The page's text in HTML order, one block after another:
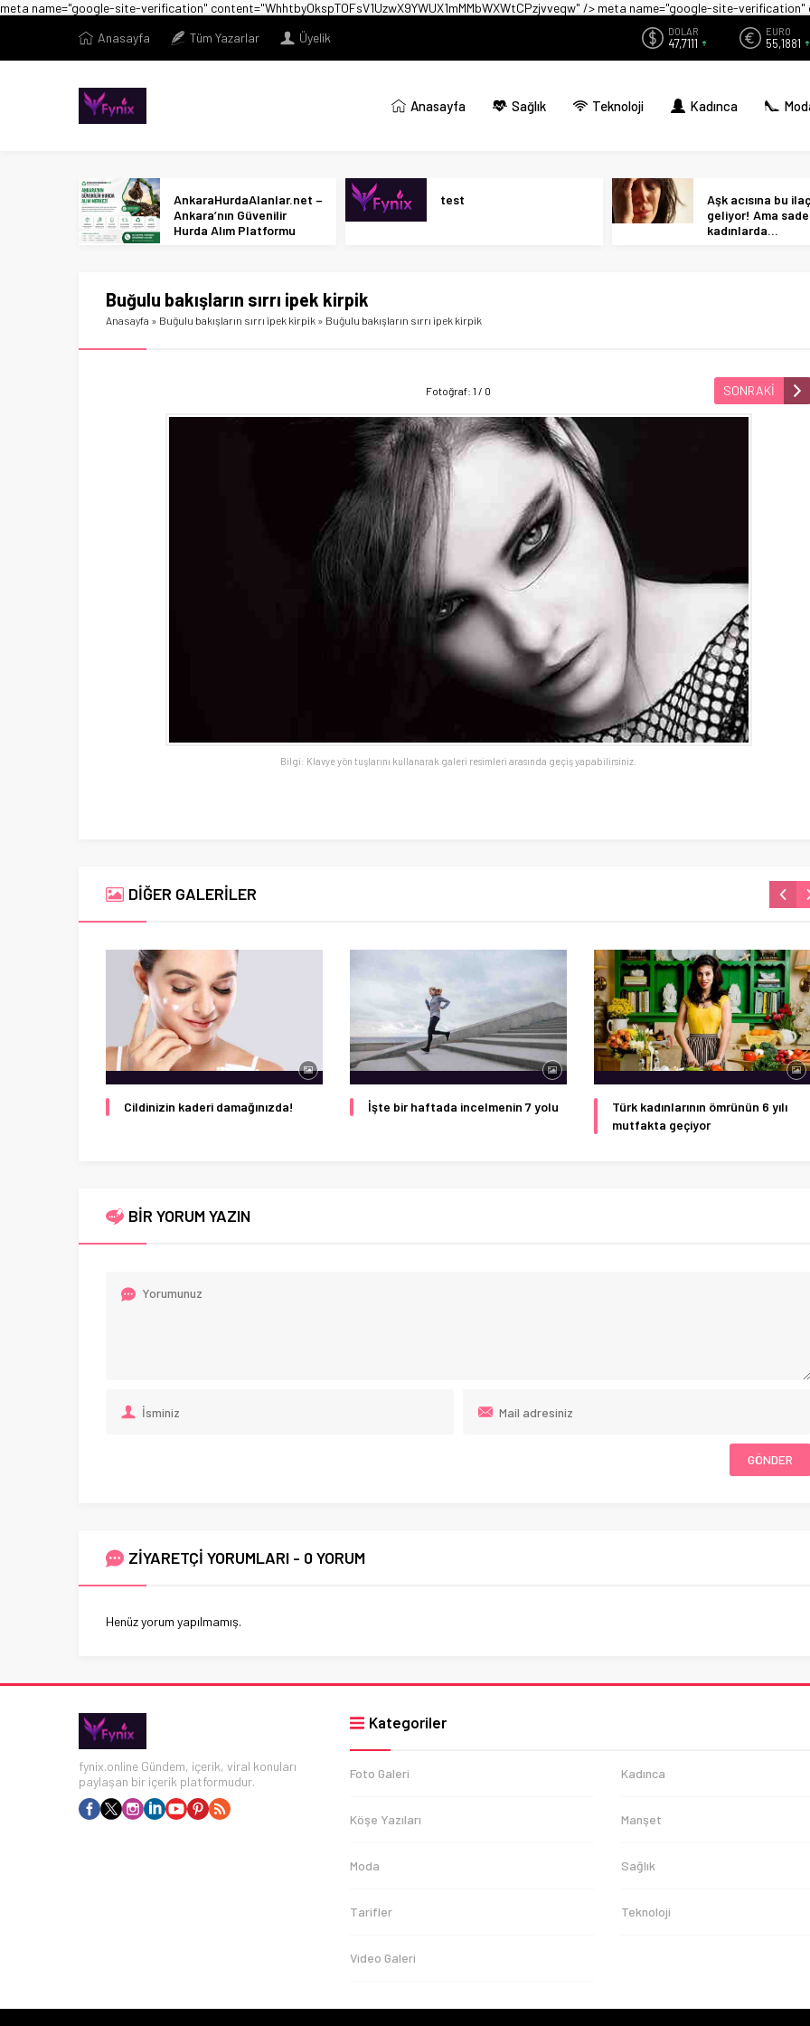
meta name="google-site-verification" content="WhhtbyOkspTOFsV1UzwX9YWUX1mMMbWXWtCPzjvveqw" /> meta name="google-site-verification"
Anasayfa
Tüm Yazarlar Üyelik DOLAR
47,7111
EURO
55,1881
Anasayfa Sağlık Teknoloji Kadınca
AnkaraHurdaAlanlar.net –
Ankara’nın Güvenilir
Hurda Alım Platformu
test
Aşk acısına bu
geliyor! Ama
kadınlarda…
Buğulu bakışların sırrı ipek kirpik
Anasayfa » Buğulu bakışların sırrı ipek kirpik » Buğulu bakışların sırrı ipek kirpik
Fotoğraf: 1 / 0 SONRAKİ
Bilgi: Klavye yön tuşlarını kullanarak galeri resimleri arasında geçiş yapabilirsiniz.
DİĞER GALERİLER
Cildinizin kaderi damağınızda! İşte bir haftada incelmenin 7 yolu
Türk kadınlarının ömrünün 6 yılı
mutfakta geçiyor
BİR YORUM YAZIN
ZİYARETÇİ YORUMLARI - 0 YORUM
Henüz yorum yapılmamış.
fynix.online Gündem, içerik, viral konuları
paylaşan bir içerik platformudur.
Kategoriler
Foto Galeri Kadınca
Köşe Yazıları Manşet
Moda Sağlık
Tarifler Teknoloji
Video Galeri